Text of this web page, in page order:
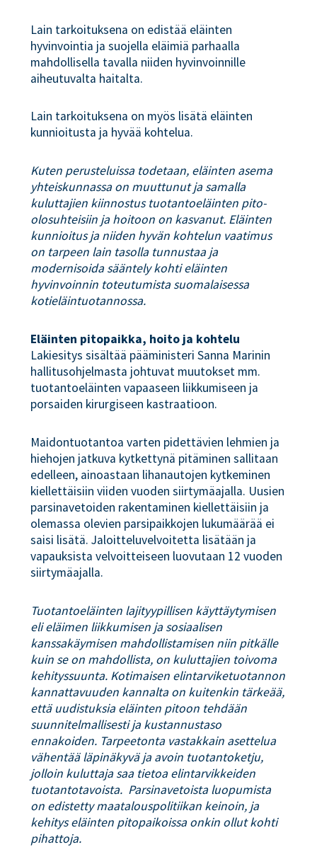
Lain tarkoituksena on edistää eläinten
hyvinvointia ja suojella eläimiä parhaalla
mahdollisella tavalla niiden hyvinvoinnille
aiheutuvalta haitalta.
Lain tarkoituksena on myös lisätä eläinten
kunnioitusta ja hyvää kohtelua.
Kuten perusteluissa todetaan, eläinten asema
yhteiskunnassa on muuttunut ja samalla
kuluttajien kiinnostus tuotantoeläinten pito-
olosuhteisiin ja hoitoon on kasvanut. Eläinten
kunnioitus ja niiden hyvän kohtelun vaatimus
on tarpeen lain tasolla tunnustaa ja
modernisoida sääntely kohti eläinten
hyvinvoinnin toteutumista suomalaisessa
kotieläintuotannossa.
Eläinten pitopaikka, hoito ja kohtelu
Lakiesitys sisältää pääministeri Sanna Marinin
hallitusohjelmasta johtuvat muutokset mm.
tuotantoeläinten vapaaseen liikkumiseen ja
porsaiden kirurgiseen kastraatioon.
Maidontuotantoa varten pidettävien lehmien ja
hiehojen jatkuva kytkettynä pitäminen sallitaan
edelleen, ainoastaan lihanautojen kytkeminen
kiellettäisiin viiden vuoden siirtymäajalla. Uusien
parsinavetoiden rakentaminen kiellettäisiin ja
olemassa olevien parsipaikkojen lukumäärää ei
saisi lisätä. Jaloitteluvelvoitetta lisätään ja
vapauksista velvoitteiseen luovutaan 12 vuoden
siirtymäajalla.
Tuotantoeläinten lajityypillisen käyttäytymisen
eli eläimen liikkumisen ja sosiaalisen
kanssakäymisen mahdollistamisen niin pitkälle
kuin se on mahdollista, on kuluttajien toivoma
kehityssuunta. Kotimaisen elintarviketuotannon
kannattavuuden kannalta on kuitenkin tärkeää,
että uudistuksia eläinten pitoon tehdään
suunnitelmallisesti ja kustannustaso
ennakoiden. Tarpeetonta vastakkain asettelua
vähentää läpinäkyvä ja avoin tuotantoketju,
jolloin kuluttaja saa tietoa elintarvikkeiden
tuotantotavoista. Parsinavetoista luopumista
on edistetty maatalouspolitiikan keinoin, ja
kehitys eläinten pitopaikoissa onkin ollut kohti
pihattoja.